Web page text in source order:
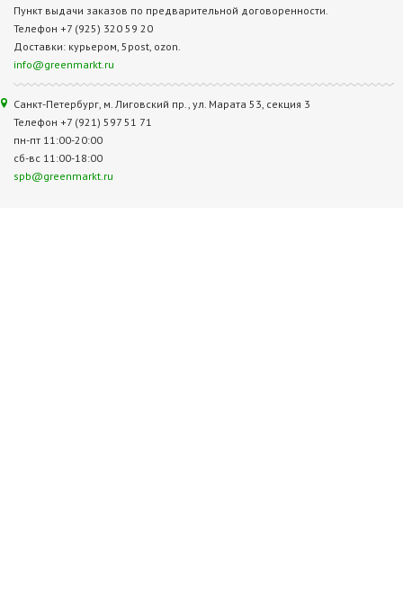
Пункт выдачи заказов по предварительной договоренности.
Телефон +7 (925) 320 59 20
Доставки: курьером, 5post, ozon.
info@greenmarkt.ru
Санкт-Петербург, м. Лиговский пр., ул. Марата 53, секция 3
Телефон +7 (921) 597 51 71
пн-пт 11:00-20:00
сб-вс 11:00-18:00
spb@greenmarkt.ru